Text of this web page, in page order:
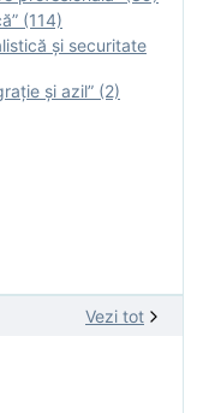
(114)
și securitate
și azil” (2)
Vezi tot